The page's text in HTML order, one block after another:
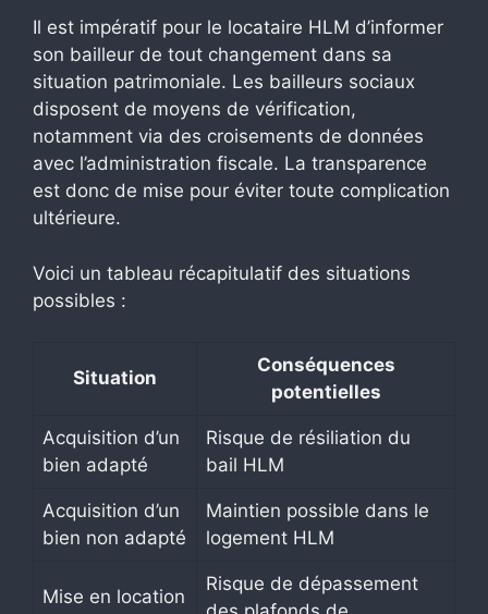
Il est impératif pour le locataire HLM d’informer
son bailleur de tout changement dans sa
situation patrimoniale. Les bailleurs sociaux
disposent de moyens de vérification,
notamment via des croisements de données
avec l’administration fiscale. La transparence
est donc de mise pour éviter toute complication
ultérieure.
Voici un tableau récapitulatif des situations
possibles :
Situation
Conséquences
potentielles
Acquisition d’un
bien adapté
Risque de résiliation du
bail HLM
Acquisition d’un
bien non adapté
Maintien possible dans le
logement HLM
Mise en location
Risque de dépassement